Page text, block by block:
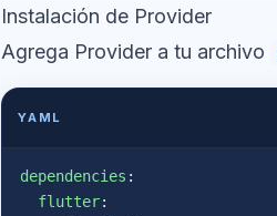
Instalación de Provider
Agrega Provider a tu archivo
YAML
dependencies :
  flutter
: